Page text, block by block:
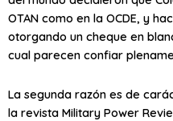
OTAN como en la OCDE, y
otorgando un cheque en
cual parecen confiar
La segunda razón es de
la revista Military Power